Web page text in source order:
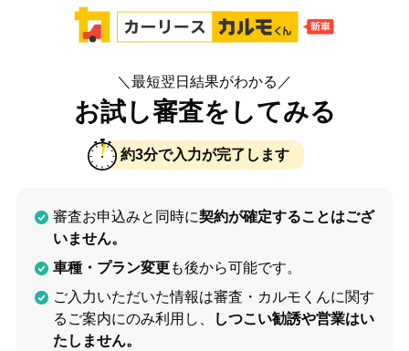
＼最短翌日結果がわかる／
お試し審査をしてみる
約3分で入力が完了します
審査お申込みと同時に契約が確定することはござ
いません。
車種・プラン変更も後から可能です。
ご入力いただいた情報は審査・カルモくんに関す
るご案内にのみ利用し、
しつこい勧誘や営業はい
たしません。